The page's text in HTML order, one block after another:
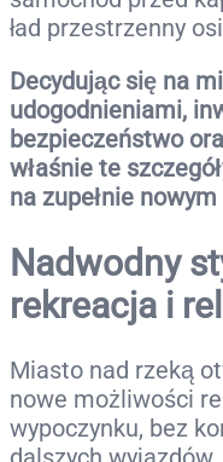
ład przestrzenny
Decydując się na
udogodnieniami,
bezpieczeństwo
właśnie te
na zupełnie
Nadwodny
rekreacja i
Miasto nad rzeką
nowe możliwości
wypoczynku, bez